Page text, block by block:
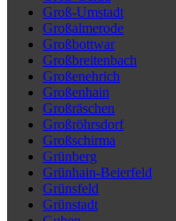
Groß-Umstadt
Großalmerode
Großbottwar
Großbreitenbach
Großenehrich
Großenhain
Großräschen
Großröhrsdorf
Großschirma
Grünberg
Grünhain-Beierfeld
Grünsfeld
Grünstadt